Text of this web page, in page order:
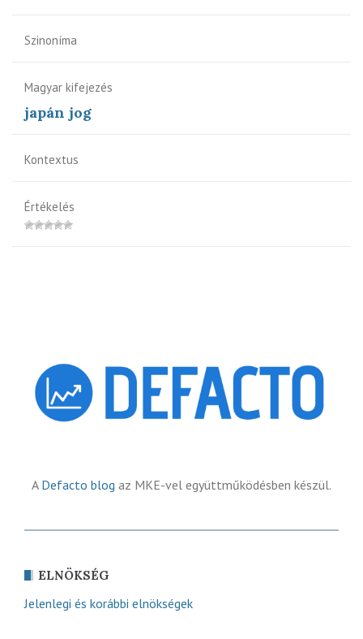
Szinoníma
Magyar kifejezés
japán jog
Kontextus
Értékelés
A Defacto blog az MKE-vel együttműködésben készül.
ELNÖKSÉG
Jelenlegi és korábbi elnökségek